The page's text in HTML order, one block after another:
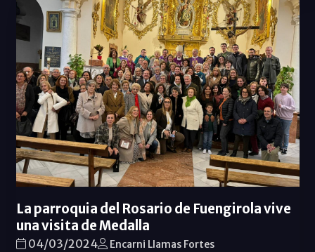
La parroquia del Rosario de Fuengirola vive
una visita de Medalla
04/03/2024 Encarni Llamas Fortes